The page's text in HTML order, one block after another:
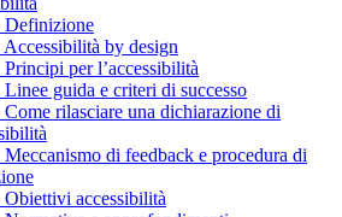
Definizione
Accessibilità by design
Principi per l’accessibilità
Linee guida e criteri di successo
Come rilasciare una dichiarazione di
Meccanismo di feedback e procedura di
Obiettivi accessibilità